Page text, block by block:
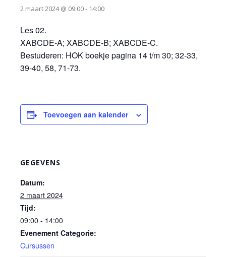
2 maart 2024 @ 09:00- 14:00
Les 02.
XABCDE-A; XABCDE-B; XABCDE-C.
Bestuderen: HOK boekje pagina 14 t/m 30; 32-33,
39-40, 58, 71-73.
Toevoegen aan kalender
GEGEVENS
Datum:
2 maart 2024
Tijd:
09:00 - 14:00
Evenement Categorie:
Cursussen